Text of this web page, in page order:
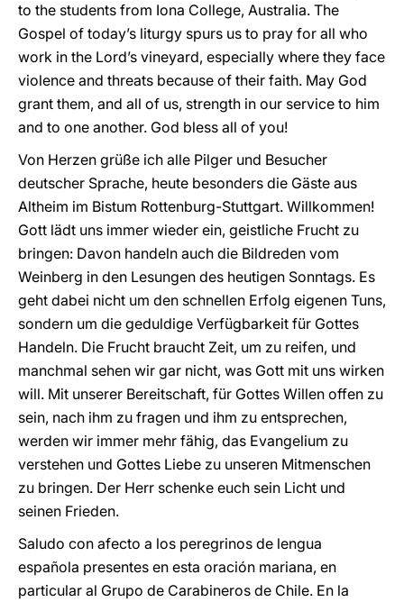
to the students from Iona College, Australia. The
Gospel of today’s liturgy spurs us to pray for all who
work in the Lord’s vineyard, especially where they face
violence and threats because of their faith. May God
grant them, and all of us, strength in our service to him
and to one another. God bless all of you!
Von Herzen grüße ich alle Pilger und Besucher
deutscher Sprache, heute besonders die Gäste aus
Altheim im Bistum Rottenburg-Stuttgart. Willkommen!
Gott lädt uns immer wieder ein, geistliche Frucht zu
bringen: Davon handeln auch die Bildreden vom
Weinberg in den Lesungen des heutigen Sonntags. Es
geht dabei nicht um den schnellen Erfolg eigenen Tuns,
sondern um die geduldige Verfügbarkeit für Gottes
Handeln. Die Frucht braucht Zeit, um zu reifen, und
manchmal sehen wir gar nicht, was Gott mit uns wirken
will. Mit unserer Bereitschaft, für Gottes Willen offen zu
sein, nach ihm zu fragen und ihm zu entsprechen,
werden wir immer mehr fähig, das Evangelium zu
verstehen und Gottes Liebe zu unseren Mitmenschen
zu bringen. Der Herr schenke euch sein Licht und
seinen Frieden.
Saludo con afecto a los peregrinos de lengua
española presentes en esta oración mariana, en
particular al Grupo de Carabineros de Chile. En la